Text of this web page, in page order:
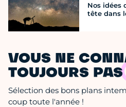
Nos idées
tête dans
VOUS NE
TOUJOURS PAS
Sélection des bons plans
coup toute l'année !